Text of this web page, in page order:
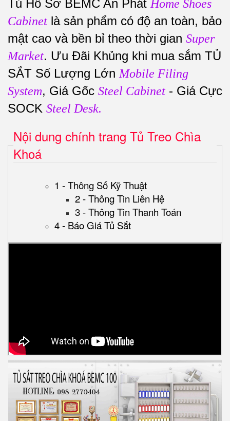
Tủ Hồ Sơ BEMC An Phát Home Shoes
Cabinet là sản phẩm có độ an toàn, bảo
mật cao và bền bỉ theo thời gian Super
Market. Ưu Đãi Khủng khi mua sắm TỦ
SẮT Số Lượng Lớn Mobile Filing
System, Giá Gốc Steel Cabinet - Giá Cực
SOCK Steel Desk.
Nội dung chính trang Tủ Treo Chìa
Khoá
1 - Thông Số Kỹ Thuật
2 - Thông Tin Liên Hệ
3 - Thông Tin Thanh Toán
4 - Báo Giá Tủ Sắt